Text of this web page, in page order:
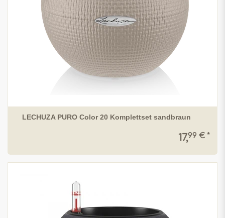
LECHUZA PURO Color 20 Komplettset sandbraun
17,99 € *